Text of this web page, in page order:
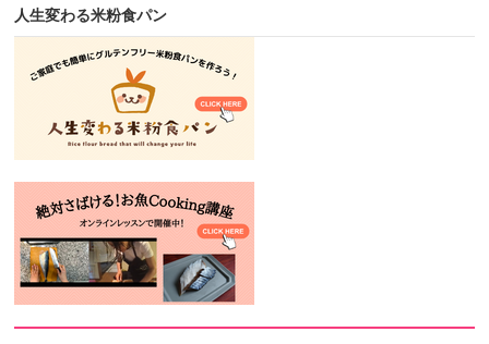
人生変わる米粉食パン